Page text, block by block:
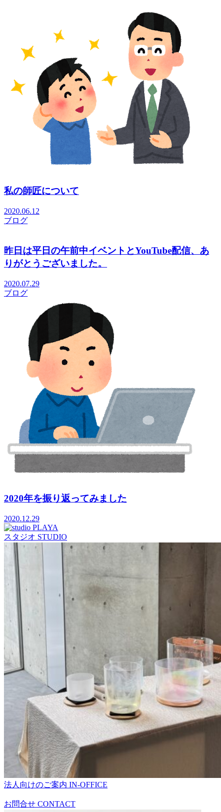
私の師匠について
2020.06.12
ブログ
昨日は平日の午前中イベントとYouTube配信、あ
りがとうございました。
2020.07.29
ブログ
2020年を振り返ってみました
2020.12.29
スタジオ STUDIO
法人向けのご案内 IN-OFFICE
お問合せ CONTACT